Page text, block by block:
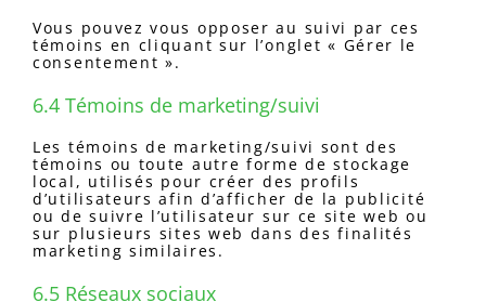
Vous pouvez vous opposer au suivi par ces
témoins en cliquant sur l’onglet « Gérer le
consentement ».
6.4 Témoins de marketing/suivi
Les témoins de marketing/suivi sont des
témoins ou toute autre forme de stockage
local, utilisés pour créer des profils
d’utilisateurs afin d’afficher de la publicité
ou de suivre l’utilisateur sur ce site web ou
sur plusieurs sites web dans des finalités
marketing similaires.
6.5 Réseaux sociaux